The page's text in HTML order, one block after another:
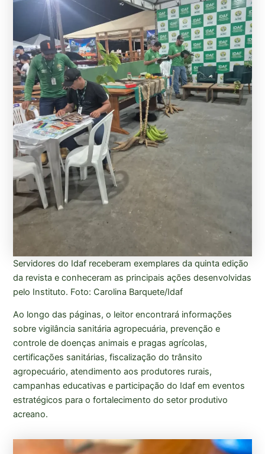
Servidores do Idaf receberam exemplares da quinta edição
da revista e conheceram as principais ações desenvolvidas
pelo Instituto. Foto: Carolina Barquete/Idaf
Ao longo das páginas, o leitor encontrará informações
sobre vigilância sanitária agropecuária, prevenção e
controle de doenças animais e pragas agrícolas,
certificações sanitárias, fiscalização do trânsito
agropecuário, atendimento aos produtores rurais,
campanhas educativas e participação do Idaf em eventos
estratégicos para o fortalecimento do setor produtivo
acreano.